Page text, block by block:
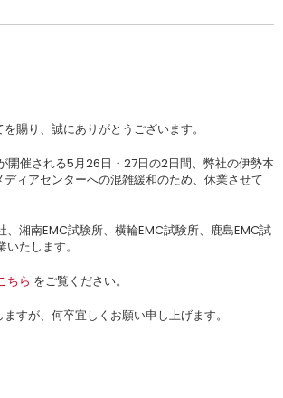
賜り、誠にありがとうございます。
開催される5月26日・27日の2日間、弊社の伊勢本
ィアセンターへの混雑緩和のため、休業させて
、湘南EMC試験所、横輪EMC試験所、鹿島EMC試
たします。
ちら をご覧ください。
すが、何卒宜しくお願い申し上げます。